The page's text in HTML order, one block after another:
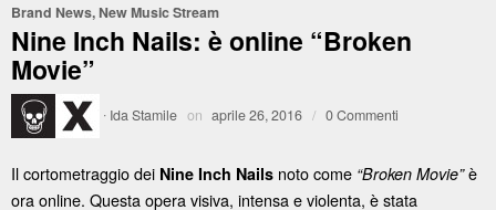
Brand News, New Music Stream
Nine Inch Nails: è online “Broken
Movie”
· Ida Stamile on aprile 26, 2016 / 0 Commenti
Il cortometraggio dei Nine Inch Nails noto come “Broken Movie”è
ora online. Questa opera visiva, intensa e violenta, è stata